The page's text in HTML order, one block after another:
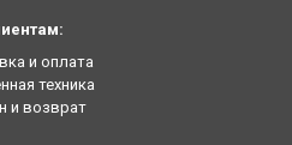
и оплата
техника
и возврат